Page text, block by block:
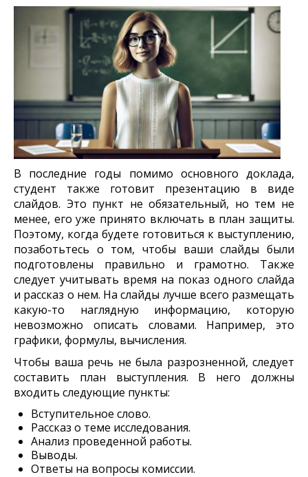
В последние годы помимо основного доклада,
студент также готовит презентацию в виде
слайдов. Это пункт не обязательный, но тем не
менее, его уже принято включать в план защиты.
Поэтому, когда будете готовиться к выступлению,
позаботьтесь о том, чтобы ваши слайды были
подготовлены правильно и грамотно. Также
следует учитывать время на показ одного слайда
и рассказ о нем. На слайды лучше всего размещать
какую-то наглядную информацию, которую
невозможно описать словами. Например, это
графики, формулы, вычисления.
Чтобы ваша речь не была разрозненной, следует
составить план выступления. В него должны
входить следующие пункты:
Вступительное слово.
Рассказ о теме исследования.
Анализ проведенной работы.
Выводы.
Ответы на вопросы комиссии.